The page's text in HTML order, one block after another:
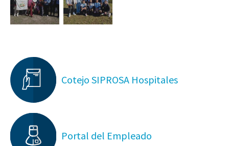
Cotejo SIPROSA Hospitales
Portal del Empleado